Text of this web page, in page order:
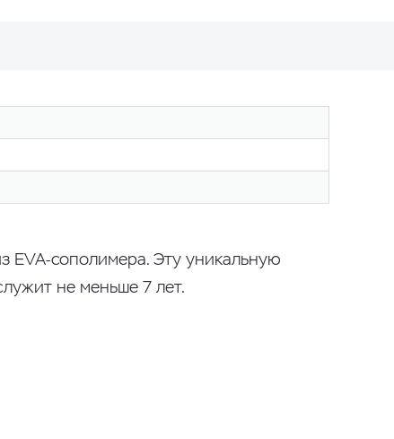
EVA-сополимера. Эту уникальную
не меньше 7 лет.